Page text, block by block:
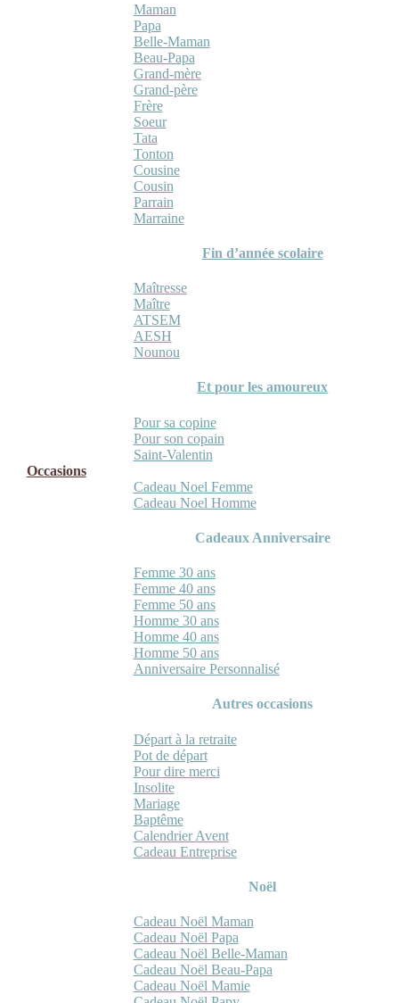
Maman
Papa
Belle-Maman
Beau-Papa
Grand-mère
Grand-père
Frère
Soeur
Tata
Tonton
Cousine
Cousin
Parrain
Marraine
Fin d’année scolaire
Maîtresse
Maître
ATSEM
AESH
Nounou
Et pour les amoureux
Pour sa copine
Pour son copain
Saint-Valentin
Occasions
Cadeau Noel Femme
Cadeau Noel Homme
Cadeaux Anniversaire
Femme 30 ans
Femme 40 ans
Femme 50 ans
Homme 30 ans
Homme 40 ans
Homme 50 ans
Anniversaire Personnalisé
Autres occasions
Départ à la retraite
Pot de départ
Pour dire merci
Insolite
Mariage
Baptême
Calendrier Avent
Cadeau Entreprise
Noël
Cadeau Noël Maman
Cadeau Noël Papa
Cadeau Noël Belle-Maman
Cadeau Noël Beau-Papa
Cadeau Noël Mamie